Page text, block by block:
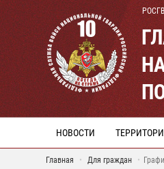
НОВОСТИ
Главная Для граждан